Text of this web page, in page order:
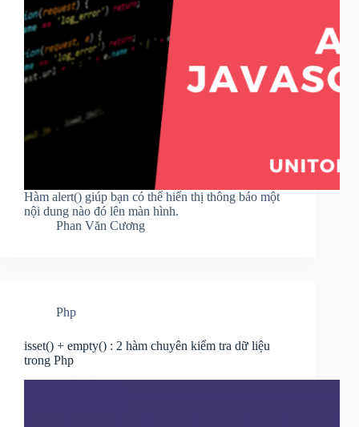
Hàm alert() giúp bạn có thể hiển thị thông báo một
nội dung nào đó lên màn hình.
Phan Văn Cương
Php
isset() + empty() : 2 hàm chuyên kiểm tra dữ liệu
trong Php